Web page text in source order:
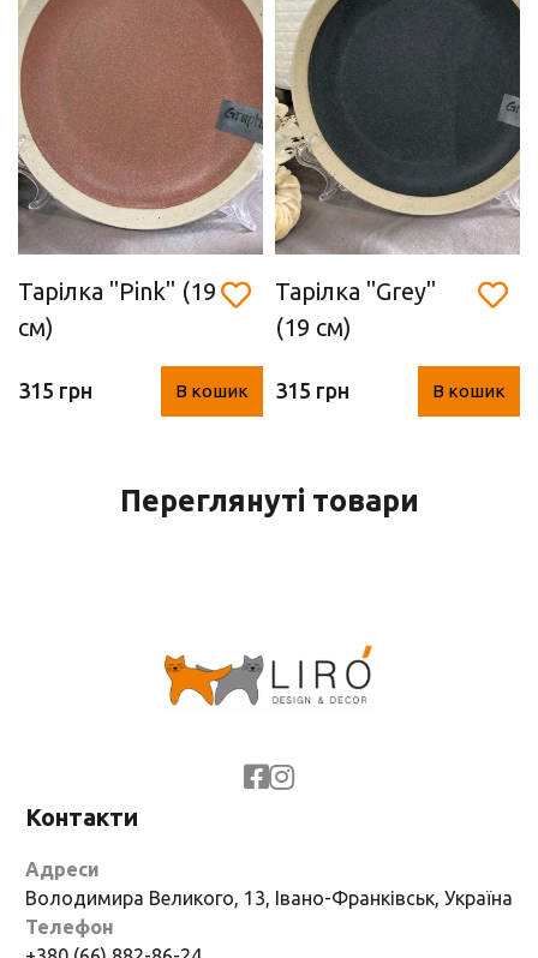
Тарілка "Pink" (19
см)
315 грн В кошик
Тарілка "Grey"
(19 см)
315 грн В кошик
Переглянуті товари
Контакти
Адреси
Володимира Великого, 13, Івано-Франківськ, Україна
Телефон